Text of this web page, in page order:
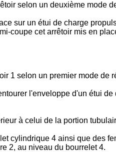
selon un deuxième mode
sur un étui de charge
coupe cet arrêtoir mis en
1 selon un premier mode
l'enveloppe d'un étui
à celui de la portion
cylindrique 4 ainsi que des
2, au niveau du bourrelet 4.